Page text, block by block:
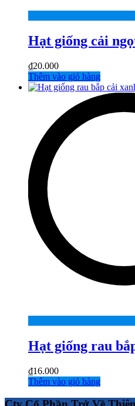
Hạt giống cải
₫20.000
Thêm vào giỏ hàng
Hạt giống rau
₫16.000
Thêm vào giỏ hàng